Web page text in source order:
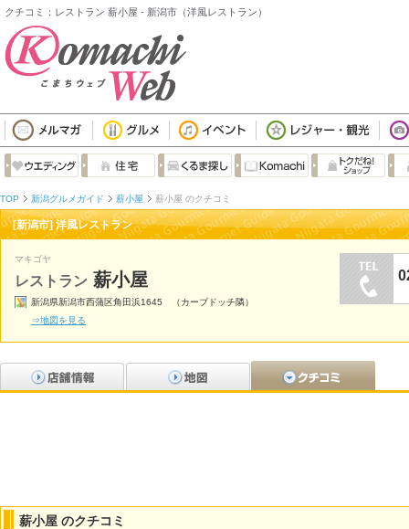
クチコミ：レストラン 薪小屋 - 新潟市（洋風レストラン）
TOP 新潟グルメガイド 薪小屋 薪小屋 のクチコミ
[新潟市] 洋風レストラン
マキゴヤ
レストラン 薪小屋
新潟県新潟市西蒲区角田浜1645 （カーブドッチ隣）
⇒地図を見る
薪小屋 のクチコミ